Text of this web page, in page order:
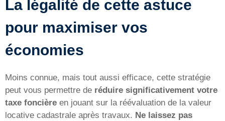
La légalité de cette astuce
pour maximiser vos
économies
Moins connue, mais tout aussi efficace, cette stratégie
peut vous permettre de réduire significativement votre
taxe foncière en jouant sur la réévaluation de la valeur
locative cadastrale après travaux. Ne laissez pas